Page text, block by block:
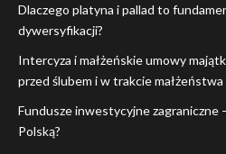
Dlaczego platyna i pallad to
dywersyfikacji?
Intercyza i małżeńskie umowy
przed ślubem i w trakcie małżeństwa
Fundusze inwestycyjne zagraniczne
Polską?